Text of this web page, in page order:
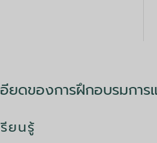
อียดของการฝึกอบรมกา
ยนรู้